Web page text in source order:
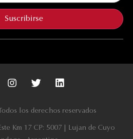
Suscribirse
los derechos reservados
Km 17 CP: 5007 | Lujan de Cuyo